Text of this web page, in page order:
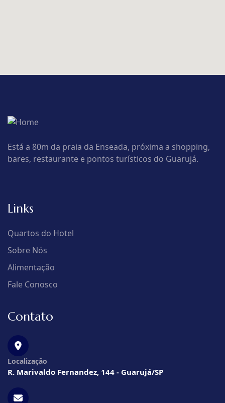
Está a 80m da praia da Enseada, próxima a shopping,
bares, restaurante e pontos turísticos do Guarujá.
Links
Quartos do Hotel
Sobre Nós
Alimentação
Fale Conosco
Contato
Localização
R. Marivaldo Fernandez, 144 - Guarujá/SP